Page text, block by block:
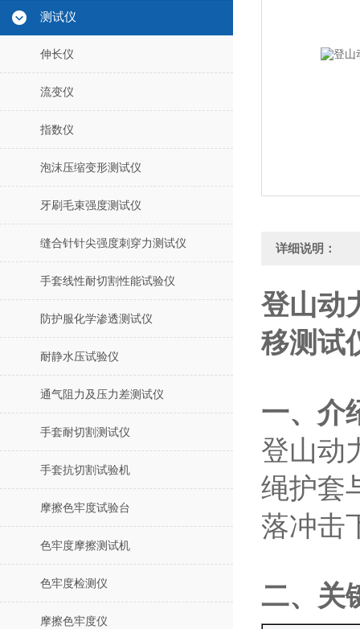
测试仪
伸长仪
流变仪
指数仪
泡沫压缩变形测试仪
牙刷毛束强度测试仪
缝合针针尖强度刺穿力测试仪
手套线性耐切割性能试验仪
防护服化学渗透测试仪
耐静水压试验仪
通气阻力及压力差测试仪
手套耐切割测试仪
手套抗切割试验机
摩擦色牢度试验台
色牢度摩擦测试机
色牢度检测仪
摩擦色牢度仪
详细说明：
登山动
移测试
一、介
登山动
绳护套
落冲击
二、关